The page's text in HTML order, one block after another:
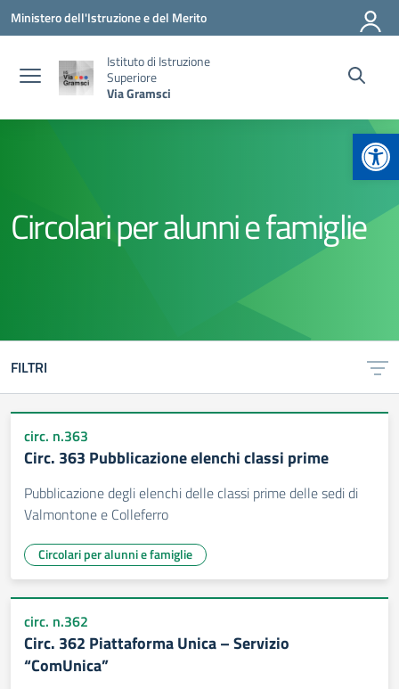
Vai ai contenuti
Vai al menu di navigazione
Vai al footer
Ministero dell'Istruzione e del Merito
Istituto di Istruzione
Superiore
Via Gramsci
Circolari per alunni e famiglie
FILTRI
circ. n.363
Circ. 363 Pubblicazione elenchi classi prime
Pubblicazione degli elenchi delle classi prime delle sedi di
Valmontone e Colleferro
Circolari per alunni e famiglie
circ. n.362
Circ. 362 Piattaforma Unica – Servizio
“ComUnica”